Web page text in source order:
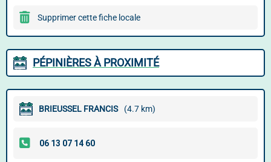
Supprimer cette fiche locale
PÉPINIÈRES À PROXIMITÉ
BRIEUSSEL FRANCIS (4.7 km)